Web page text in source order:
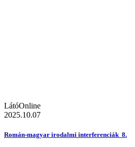
LátóOnline
2025.10.07
Román-magyar irodalmi interferenciák 8.